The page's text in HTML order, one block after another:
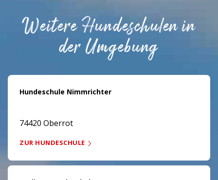
Weitere Hundeschulen in
der Umgebung
Hundeschule Nimmrichter
74420 Oberrot
ZUR HUNDESCHULE